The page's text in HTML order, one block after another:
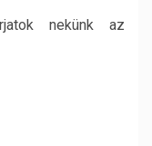
nekünk az